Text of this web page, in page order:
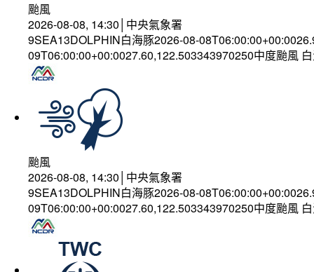
颱風
2026-08-08, 14:30│中央氣象署
9SEA13DOLPHIN白海豚2026-08-
09T06:00:00+00:0027.60,122.503343970250中度颱風
颱風
2026-08-08, 14:30│中央氣象署
9SEA13DOLPHIN白海豚2026-08-
09T06:00:00+00:0027.60,122.503343970250中度颱風